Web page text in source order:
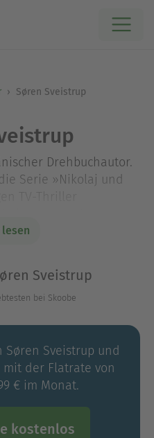
Søren Sveistrup
Drehbuchautor.
Serie »Nikolaj und
den US-Markt
war ein
erreichte ein
lesen
Sveistrup
bei Skoobe
Søren Sveistrup und
der Flatrate von
€ im Monat.
kostenlos